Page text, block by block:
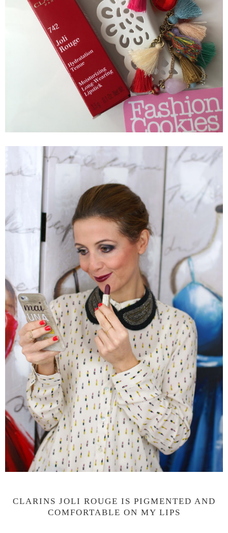
CLARINS JOLI ROUGE IS PIGMENTED AND
COMFORTABLE ON MY LIPS